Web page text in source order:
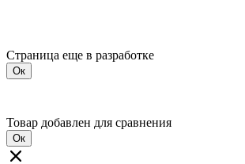
Страница еще в разработке
Ок
Товар добавлен для сравнения
Ок